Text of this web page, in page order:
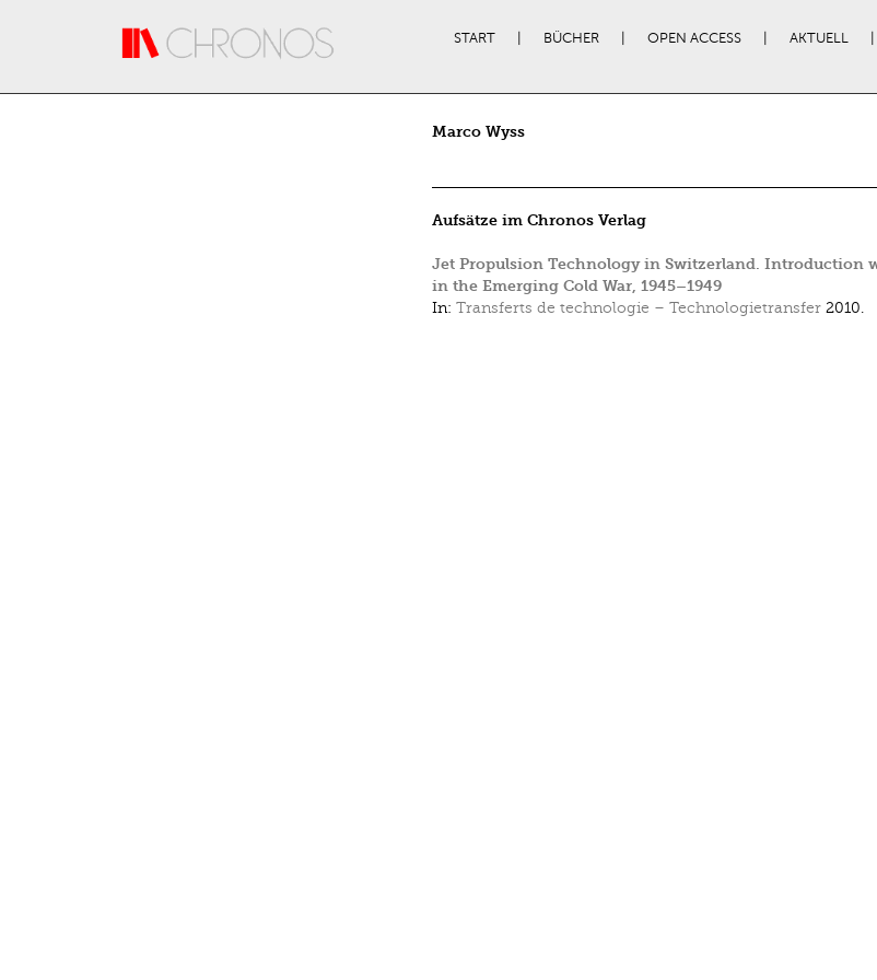
START BÜCHER OPEN ACCESS AKTUELL
Marco Wyss
Aufsätze im Chronos Verlag
Jet Propulsion Technology in Switzerland. Introduction
in the Emerging Cold War, 1945–1949
In: Transferts de technologie – Technologietransfer 2010.